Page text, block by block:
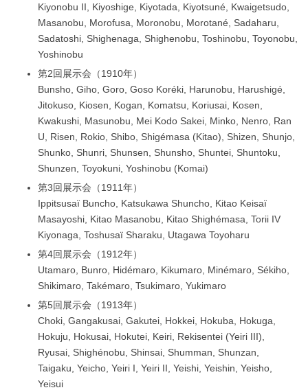
Kiyonobu II, Kiyoshige, Kiyotada, Kiyotsuné, Kwaigetsudo,
Masanobu, Morofusa, Moronobu, Morotané, Sadaharu,
Sadatoshi, Shighenaga, Shighenobu, Toshinobu, Toyonobu,
Yoshinobu
第2回展示会（1910年）
Bunsho, Giho, Goro, Goso Koréki, Harunobu, Harushigé,
Jitokuso, Kiosen, Kogan, Komatsu, Koriusai, Kosen,
Kwakushi, Masunobu, Mei Kodo Sakei, Minko, Nenro, Ran
U, Risen, Rokio, Shibo, Shigémasa (Kitao), Shizen, Shunjo,
Shunko, Shunri, Shunsen, Shunsho, Shuntei, Shuntoku,
Shunzen, Toyokuni, Yoshinobu (Komai)
第3回展示会（1911年）
Ippitsusaï Buncho, Katsukawa Shuncho, Kitao Keisaï
Masayoshi, Kitao Masanobu, Kitao Shighémasa, Torii IV
Kiyonaga, Toshusaï Sharaku, Utagawa Toyoharu
第4回展示会（1912年）
Utamaro, Bunro, Hidémaro, Kikumaro, Minémaro, Sékiho,
Shikimaro, Takémaro, Tsukimaro, Yukimaro
第5回展示会（1913年）
Choki, Gangakusai, Gakutei, Hokkei, Hokuba, Hokuga,
Hokuju, Hokusai, Hokutei, Keiri, Rekisentei (Yeiri III),
Ryusai, Shighénobu, Shinsai, Shumman, Shunzan,
Taigaku, Yeicho, Yeiri I, Yeiri II, Yeishi, Yeishin, Yeisho,
Yeisui